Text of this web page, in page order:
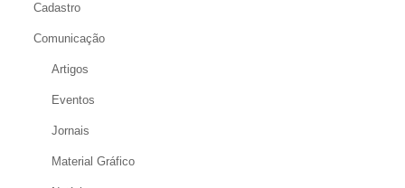
Cadastro
Comunicação
Artigos
Eventos
Jornais
Material Gráfico